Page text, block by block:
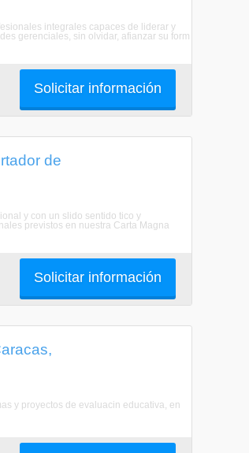
integrales capaces de liderar y
gerenciales, sin olvidar, afianzar su form
Solicitar información
de
y con un slido sentido tico y
previstos en nuestra Carta Magna
Solicitar información
y proyectos de evaluacin educativa, en